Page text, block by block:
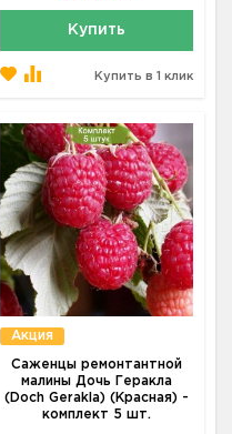
Купить
Купить в 1 клик
Акция
Саженцы ремонтантной
малины Дочь Геракла
(Doch Gerakla) (Красная) -
комплект 5 шт.